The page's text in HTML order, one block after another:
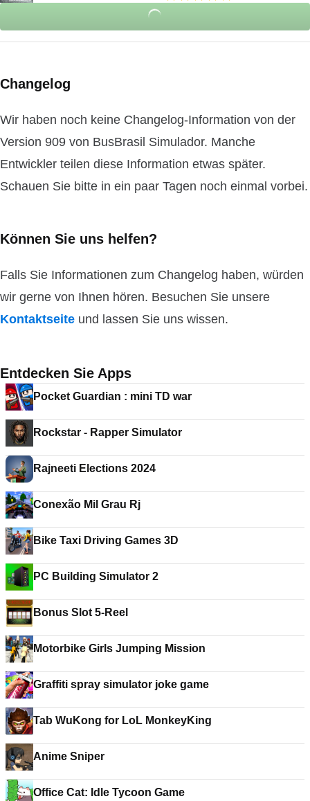
Changelog
Wir haben noch keine Changelog-Information von der
Version 909 von BusBrasil Simulador. Manche
Entwickler teilen diese Information etwas später.
Schauen Sie bitte in ein paar Tagen noch einmal vorbei.
Können Sie uns helfen?
Falls Sie Informationen zum Changelog haben, würden
wir gerne von Ihnen hören. Besuchen Sie unsere
Kontaktseite und lassen Sie uns wissen.
Entdecken Sie Apps
Pocket Guardian : mini TD war
Rockstar - Rapper Simulator
Rajneeti Elections 2024
Conexão Mil Grau Rj
Bike Taxi Driving Games 3D
PC Building Simulator 2
Bonus Slot 5-Reel
Motorbike Girls Jumping Mission
Graffiti spray simulator joke game
Tab WuKong for LoL MonkeyKing
Anime Sniper
Office Cat: Idle Tycoon Game